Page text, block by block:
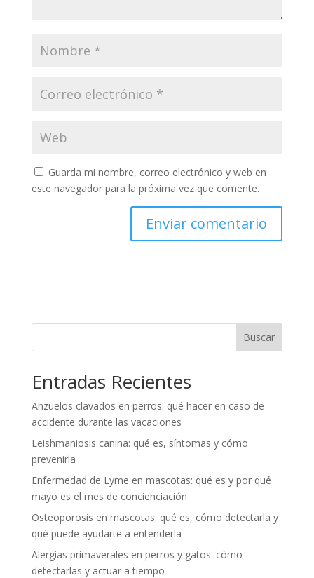
Guarda mi nombre, correo electrónico y web en
este navegador para la próxima vez que comente.
Buscar
Entradas Recientes
Anzuelos clavados en perros: qué hacer en caso de
accidente durante las vacaciones
Leishmaniosis canina: qué es, síntomas y cómo
prevenirla
Enfermedad de Lyme en mascotas: qué es y por qué
mayo es el mes de concienciación
Osteoporosis en mascotas: qué es, cómo detectarla y
qué puede ayudarte a entenderla
Alergias primaverales en perros y gatos: cómo
detectarlas y actuar a tiempo